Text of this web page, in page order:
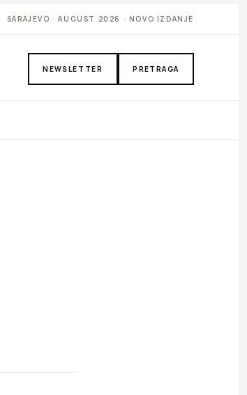
SARAJEVO · AUGUST 2026 · NOVO IZDANJE
NEWSLETTER PRETRAGA